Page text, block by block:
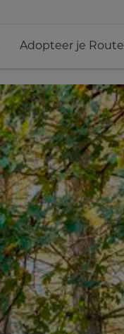
Adopteer je Route